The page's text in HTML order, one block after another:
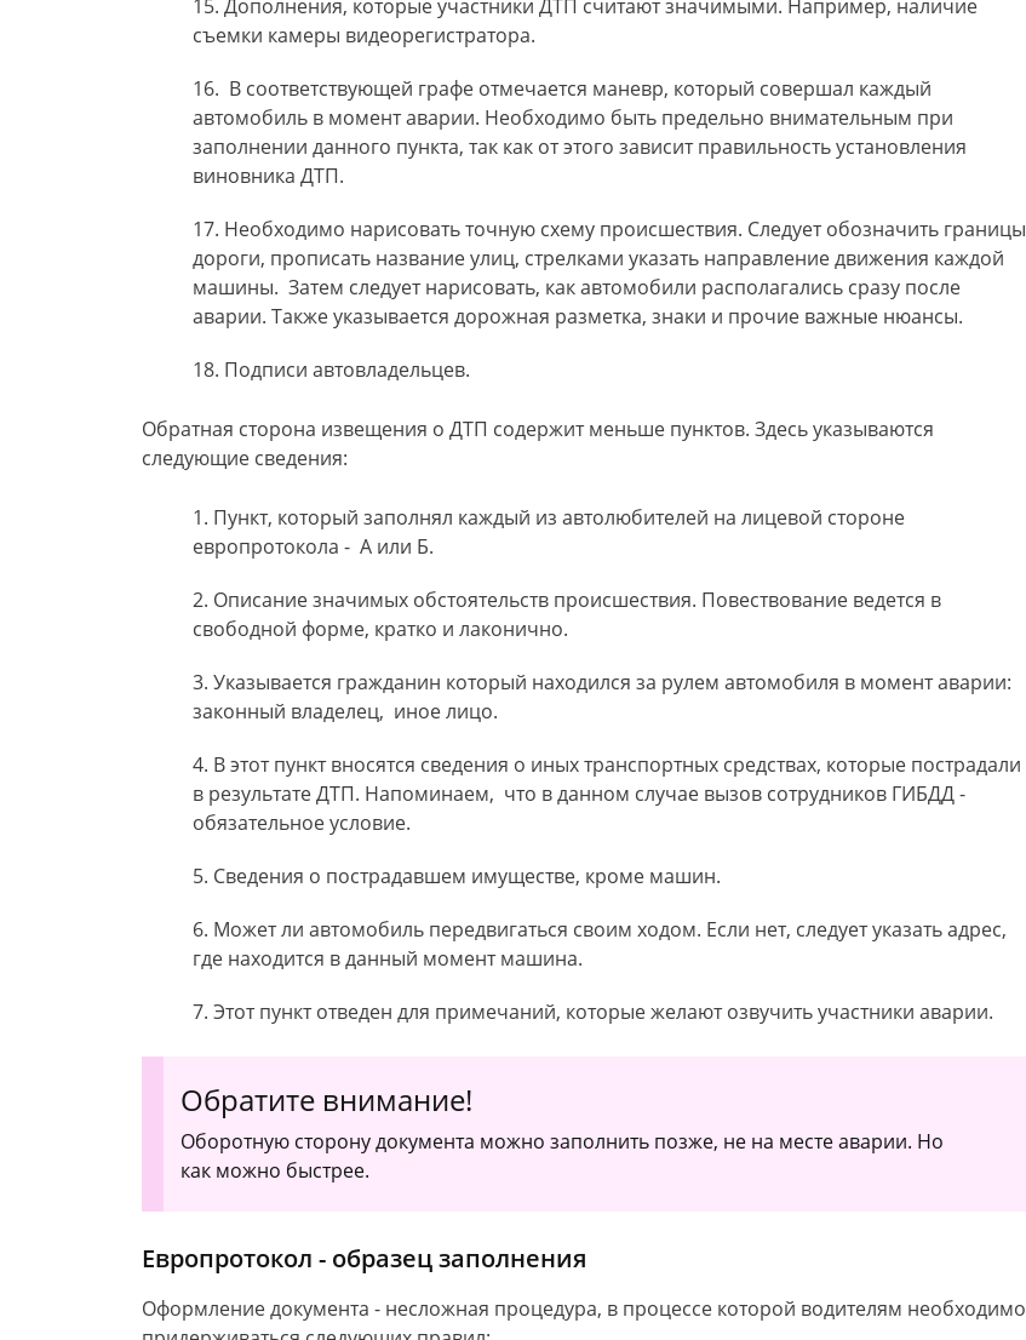
Дополнения, которые участники ДТП считают значимыми. Например, наличие
съемки камеры видеорегистратора.
В соответствующей графе отмечается маневр, который совершал каждый
автомобиль в момент аварии. Необходимо быть предельно внимательным при
заполнении данного пункта, так как от этого зависит правильность установления
виновника ДТП.
Необходимо нарисовать точную схему происшествия. Следует обозначить границы
дороги, прописать название улиц, стрелками указать направление движения каждой
машины. Затем следует нарисовать, как автомобили располагались сразу после
аварии. Также указывается дорожная разметка, знаки и прочие важные нюансы.
Подписи автовладельцев.
Обратная сторона извещения о ДТП содержит меньше пунктов. Здесь указываются
следующие сведения:
Пункт, который заполнял каждый из автолюбителей на лицевой стороне
европротокола - А или Б.
Описание значимых обстоятельств происшествия. Повествование ведется в
свободной форме, кратко и лаконично.
Указывается гражданин который находился за рулем автомобиля в момент аварии:
законный владелец, иное лицо.
В этот пункт вносятся сведения о иных транспортных средствах, которые пострадали
в результате ДТП. Напоминаем, что в данном случае вызов сотрудников ГИБДД -
обязательное условие.
Сведения о пострадавшем имуществе, кроме машин.
Может ли автомобиль передвигаться своим ходом. Если нет, следует указать адрес,
где находится в данный момент машина.
Этот пункт отведен для примечаний, которые желают озвучить участники аварии.
Обратите внимание!
Оборотную сторону документа можно заполнить позже, не на месте аварии. Но
как можно быстрее.
Европротокол - образец заполнения
Оформление документа - несложная процедура, в процессе которой водителям необходимо